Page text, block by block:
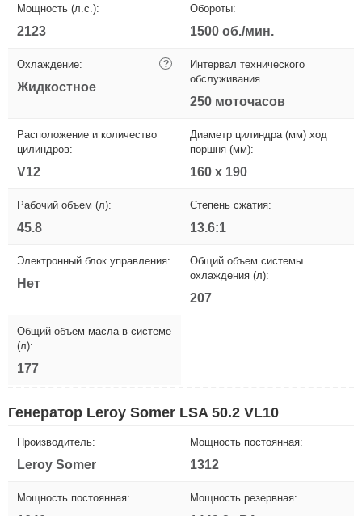
Мощность (л.с.):
2123
Обороты:
1500 об./мин.
Охлаждение: ?
Жидкостное
Интервал технического
обслуживания
250 моточасов
Расположение и количество
цилиндров:
V12
Диаметр цилиндра (мм) ход
поршня (мм):
160 х 190
Рабочий объем (л):
45.8
Степень сжатия:
13.6:1
Электронный блок управления:
Нет
Общий объем системы
охлаждения (л):
207
Общий объем масла в системе
(л):
177
Генератор Leroy Somer LSA 50.2 VL10
Производитель:
Leroy Somer
Мощность постоянная:
1312
Мощность постоянная: Мощность резервная: